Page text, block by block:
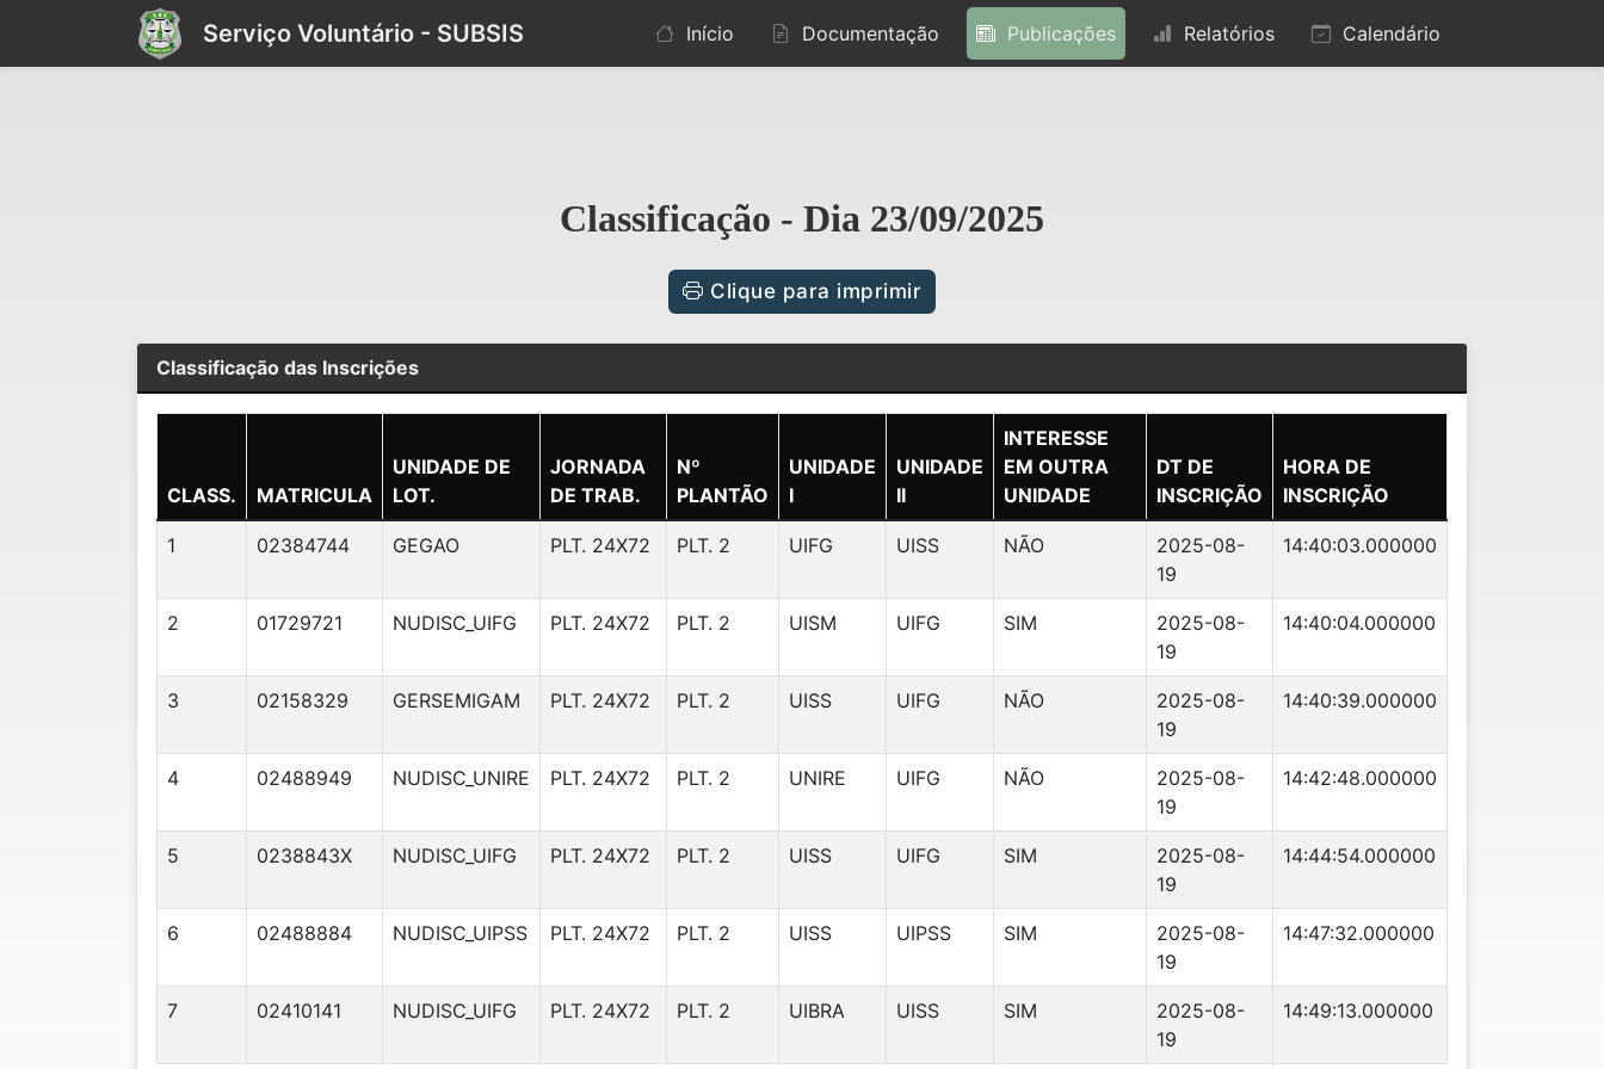
Serviço Voluntário - SUBSIS Início Documentação Publicações Relatórios Calendário
Classificação - Dia 23/09/2025
Clique para imprimir
Classificação das Inscrições
CLASS. MATRICULA
UNIDADE DE
LOT.
JORNADA
DE TRAB.
Nº
PLANTÃO
UNIDADE
I
UNIDADE
II
INTERESSE
EM OUTRA
UNIDADE
DT DE
INSCRIÇÃO
HORA DE
INSCRIÇÃO
1 02384744 GEGAO PLT. 24X72 PLT. 2 UIFG UISS NÃO
2025-08-
19
14:40:03.000000
2 01729721 NUDISC_UIFG PLT. 24X72 PLT. 2 UISM UIFG SIM
2025-08-
19
14:40:04.000000
3 02158329 GERSEMIGAM PLT. 24X72 PLT. 2 UISS UIFG NÃO
2025-08-
19
14:40:39.000000
4 02488949 NUDISC_UNIRE PLT. 24X72 PLT. 2 UNIRE UIFG NÃO
2025-08-
19
14:42:48.000000
5 0238843X NUDISC_UIFG PLT. 24X72 PLT. 2 UISS UIFG SIM
2025-08-
19
14:44:54.000000
6 02488884 NUDISC_UIPSS PLT. 24X72 PLT. 2 UISS UIPSS SIM
2025-08-
19
14:47:32.000000
7 02410141 NUDISC_UIFG PLT. 24X72 PLT. 2 UIBRA UISS SIM
2025-08-
19
14:49:13.000000